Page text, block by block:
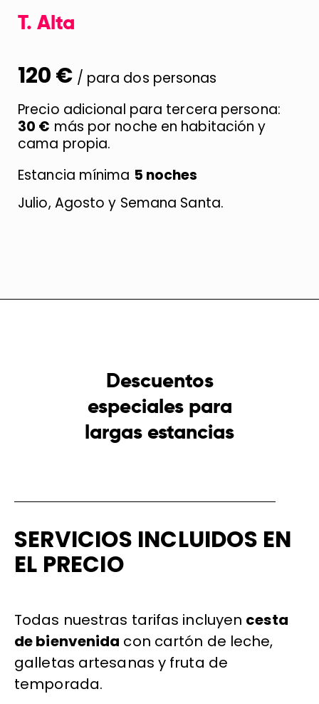
T. Alta
120 € / para dos personas
Precio adicional para tercera persona:
30 € más por noche en habitación y
cama propia.
Estancia mínima 5 noches
Julio, Agosto y Semana Santa.
Descuentos
especiales para
largas estancias
SERVICIOS INCLUIDOS EN
EL PRECIO
Todas nuestras tarifas incluyen cesta
de bienvenida con cartón de leche,
galletas artesanas y fruta de
temporada.